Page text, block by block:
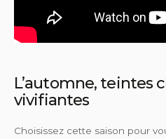
L’automne, teintes
vivifiantes
Choisissez cette saison pour